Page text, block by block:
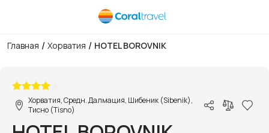
Главная / Хорватия / HOTEL BOROVNIK
Хорватия, Средн. Далмация, Шибеник (Sibenik),
Тисно (Tisno)